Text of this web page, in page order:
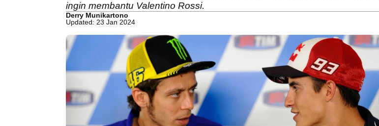
ingin membantu Valentino Rossi.
Derry Munikartono
Updated: 23 Jan 2024